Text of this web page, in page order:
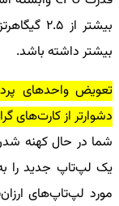
بیشتر
بیشتر داشته باشد.
تعویض واحدهای
دشوارتر از کارت‌های
شما در حال کهنه
یک لپ‌تاپ جدید را
مورد لپ‌تاپ‌های